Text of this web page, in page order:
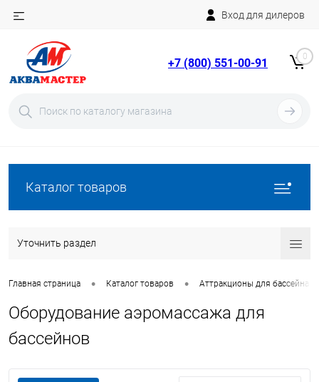
Вход для дилеров
+7 (800) 551-00-91 0
Каталог товаров
Уточнить раздел
Главная страница • Каталог товаров • Аттракционы для бассейна
Оборудование аэромассажа для
бассейнов